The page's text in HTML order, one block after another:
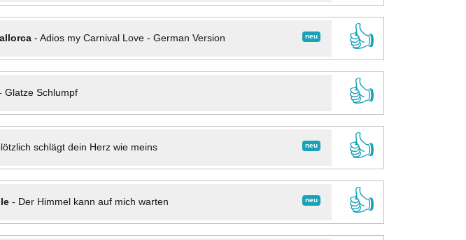
neu
- Adios my Carnival Love - German Version
👍
Glatze Schlumpf
👍
neu
schlägt dein Herz wie meins
👍
neu
- Der Himmel kann auf mich warten
👍